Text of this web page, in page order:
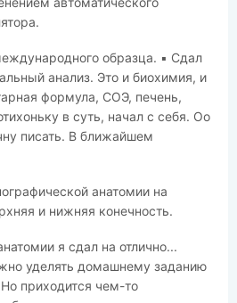
образца. ▪️ Сдал
анализ. Это и биохимия, и
формула, СОЭ, печень,
в суть, начал с себя. Оо
писать. В ближайшем
анатомии на
и нижняя конечность.
я сдал на отлично...
уделять домашнему заданию
приходится чем-то